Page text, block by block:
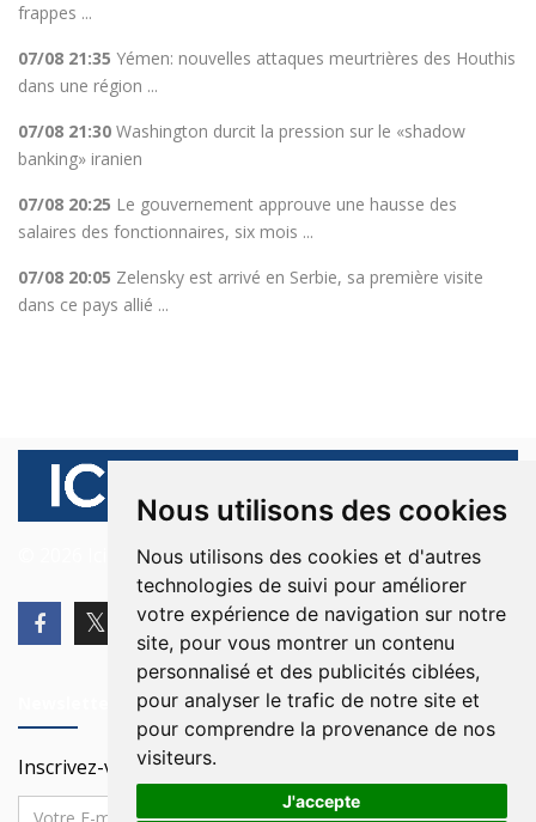
Nous utilisons des cookies
Nous utilisons des cookies et d'autres
technologies de suivi pour améliorer
votre expérience de navigation sur notre
site, pour vous montrer un contenu
personnalisé et des publicités ciblées,
pour analyser le trafic de notre site et
pour comprendre la provenance de nos
visiteurs.
J'accepte
frappes ...
07/08 21:35 Yémen: nouvelles attaques meurtrières des Houthis
dans une région ...
07/08 21:30 Washington durcit la pression sur le «shadow
banking» iranien
07/08 20:25 Le gouvernement approuve une hausse des
salaires des fonctionnaires, six mois ...
07/08 20:05 Zelensky est arrivé en Serbie, sa première visite
dans ce pays allié ...
© 2026 Ici Beyrouth. Tous les droits sont réservés.
Inscrivez-vous à notre Newsletter